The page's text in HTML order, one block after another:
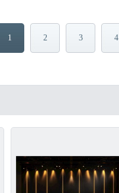
1 2 3 4